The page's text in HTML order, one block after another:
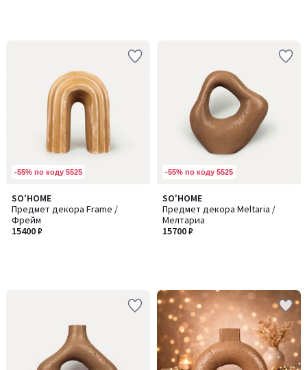
-55% по коду 5525
SO'HOME
Предмет декора Frame /
Фрейм
15400 ₽
-55% по коду 5525
SO'HOME
Предмет декора Meltaria /
Мелтариа
15700 ₽